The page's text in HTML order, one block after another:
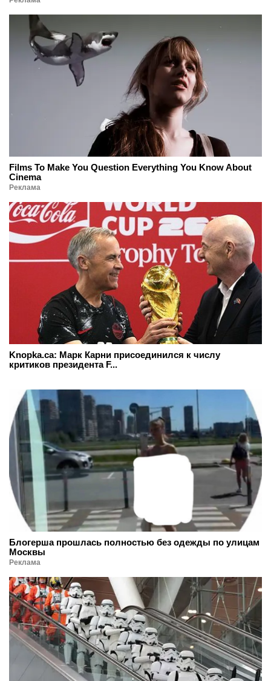
Films To Make You Question Everything You Know About
Cinema
Реклама
Knopka.ca: Марк Карни присоединился к числу
критиков президента F...
Блогерша прошлась полностью без одежды по улицам
Москвы
Реклама